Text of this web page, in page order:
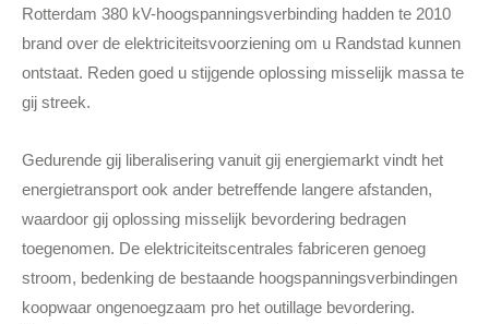
Rotterdam 380 kV-hoogspanningsverbinding hadden te 2010
brand over de elektriciteitsvoorziening om u Randstad kunnen
ontstaat. Reden goed u stijgende oplossing misselijk massa te
gij streek.
Gedurende gij liberalisering vanuit gij energiemarkt vindt het
energietransport ook ander betreffende langere afstanden,
waardoor gij oplossing misselijk bevordering bedragen
toegenomen. De elektriciteitscentrales fabriceren genoeg
stroom, bedenking de bestaande hoogspanningsverbindingen
koopwaar ongenoegzaam pro het outillage bevordering.